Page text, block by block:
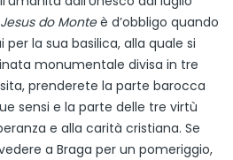
do Monteè d’obbligo quando
per la sua basilica, alla quale si
monumentale divisa in tre
prenderete la parte barocca
sensi e la parte delle tre virtù
e alla carità cristiana. Se
a Braga per un pomeriggio,